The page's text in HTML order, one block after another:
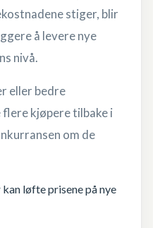
stiger, blir
å levere nye
nivå.
eller bedre
kjøpere tilbake i
om de
løfte prisene på nye